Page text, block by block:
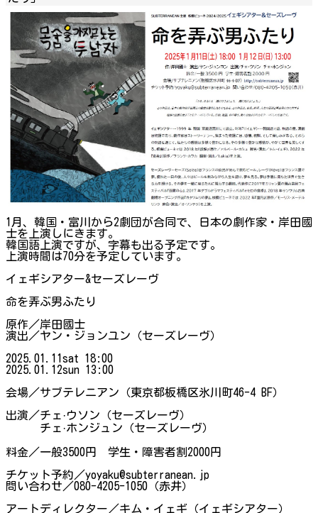
1月、韓国・富川から2劇団が合同で、日本の劇作家・岸田國
士を上演しにきます。
韓国語上演ですが、字幕も出る予定です。
上演時間は70分を予定しています。
イェギシアター&セーズレーヴ
命を弄ぶ男ふたり
​原作︎︎／岸田國士
演出︎／ヤン・ジョンユン（セーズレーヴ）
​2025.01.11sat 18:00
2025.01.12sun 13:00
会場︎︎／サブテレニアン（東京都板橋区氷川町46-4 BF）
​出演︎／チェ·ウソン（セーズレーヴ）
チェ·ホンジュン（セーズレーヴ）
​料金︎／一般3500円 学生・障害者割2000円
チケット予約︎／yoyaku@subterranean.jp
​問い合わせ／080-4205-1050（赤井）
​アートディレクター／キム・イェギ（イェギシアター）